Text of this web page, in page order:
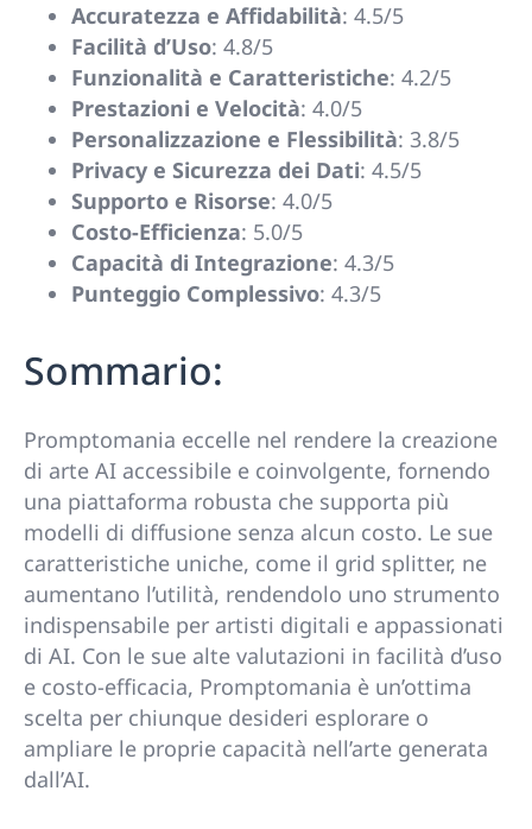
Accuratezza e Affidabilità: 4.5/5
Facilità d’Uso: 4.8/5
Funzionalità e Caratteristiche: 4.2/5
Prestazioni e Velocità: 4.0/5
Personalizzazione e Flessibilità: 3.8/5
Privacy e Sicurezza dei Dati: 4.5/5
Supporto e Risorse: 4.0/5
Costo-Efficienza: 5.0/5
Capacità di Integrazione: 4.3/5
Punteggio Complessivo: 4.3/5
Sommario:
Promptomania eccelle nel rendere la creazione
di arte AI accessibile e coinvolgente, fornendo
una piattaforma robusta che supporta più
modelli di diffusione senza alcun costo. Le sue
caratteristiche uniche, come il grid splitter, ne
aumentano l’utilità, rendendolo uno strumento
indispensabile per artisti digitali e appassionati
di AI. Con le sue alte valutazioni in facilità d’uso
e costo-efficacia, Promptomania è un’ottima
scelta per chiunque desideri esplorare o
ampliare le proprie capacità nell’arte generata
dall’AI.